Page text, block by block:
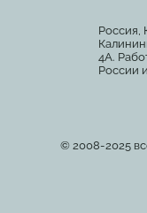
Россия,
4А.
России
© 2008-2025